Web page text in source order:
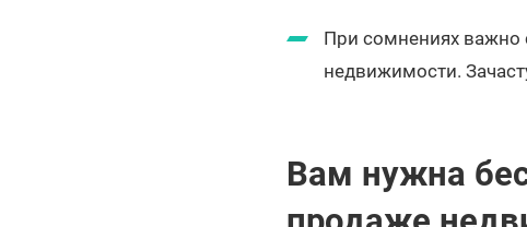
При сомнениях важно
недвижимости.
Вам нужна